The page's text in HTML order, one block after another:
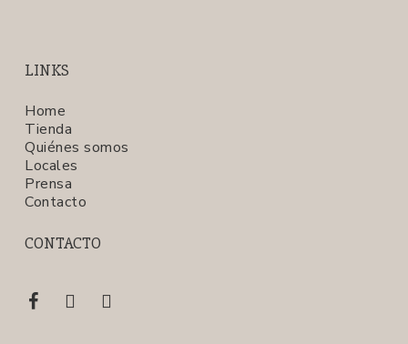
LINKS
Home
Tienda
Quiénes somos
Locales
Prensa
Contacto
CONTACTO